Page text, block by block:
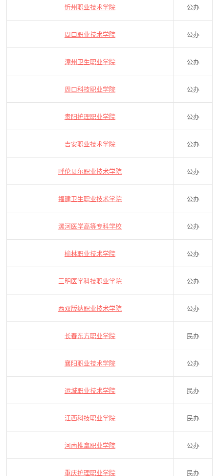
忻州职业技术学院 公办
周口职业技术学院 公办
漳州卫生职业学院 公办
周口科技职业学院 公办
贵阳护理职业学院 公办
吉安职业技术学院 公办
呼伦贝尔职业技术学院 公办
福建卫生职业技术学院 公办
漯河医学高等专科学校 公办
榆林职业技术学院 公办
三明医学科技职业学院 公办
西双版纳职业技术学院 公办
长春东方职业学院 民办
襄阳职业技术学院 公办
运城职业技术学院 民办
江西科技职业学院 民办
河南推拿职业学院 公办
重庆护理职业学院 民办